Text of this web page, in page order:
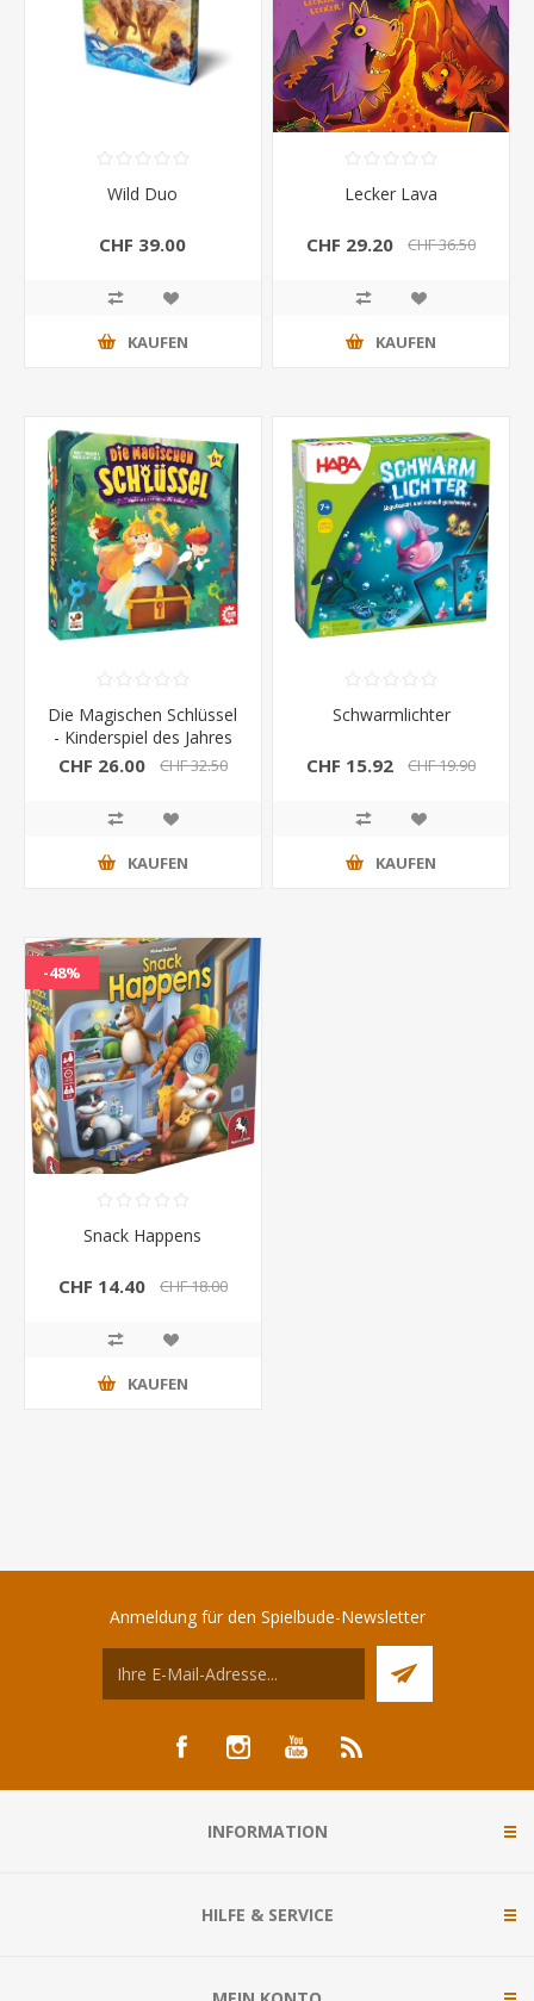
Wild Duo
CHF 39.00
KAUFEN
Lecker Lava
CHF 29.20 CHF 36.50
KAUFEN
Die Magischen Schlüssel
- Kinderspiel des Jahres
CHF 26.00 CHF 32.50
KAUFEN
Schwarmlichter
CHF 15.92 CHF 19.90
KAUFEN
-48%
Snack Happens
CHF 14.40 CHF 18.00
KAUFEN
Anmeldung für den Spielbude-Newsletter
INFORMATION
HILFE & SERVICE